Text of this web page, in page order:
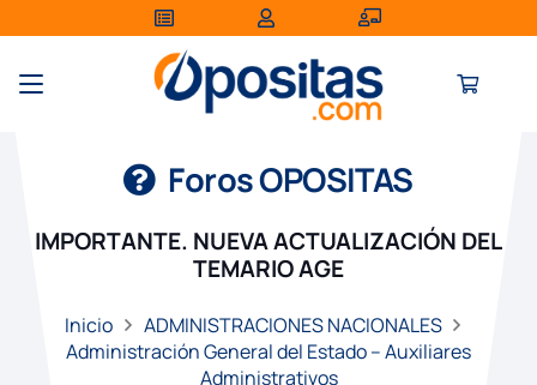
Foros OPOSITAS
IMPORTANTE. NUEVA ACTUALIZACIÓN DEL
TEMARIO AGE
Inicio
ADMINISTRACIONES NACIONALES
Administración General del Estado – Auxiliares
Administrativos